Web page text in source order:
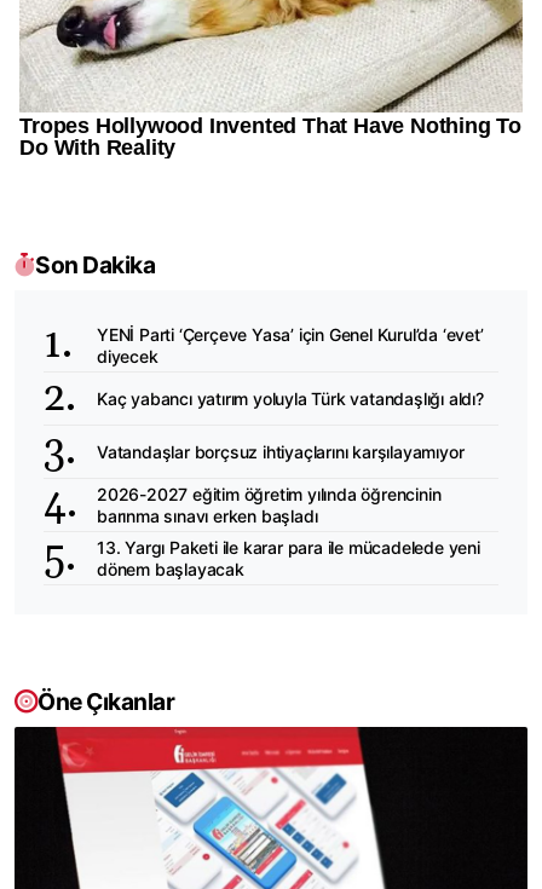
Son Dakika
YENİ Parti ‘Çerçeve Yasa’ için Genel Kurul’da ‘evet’
diyecek
Kaç yabancı yatırım yoluyla Türk vatandaşlığı aldı?
Vatandaşlar borçsuz ihtiyaçlarını karşılayamıyor
2026-2027 eğitim öğretim yılında öğrencinin
barınma sınavı erken başladı
13. Yargı Paketi ile karar para ile mücadelede yeni
dönem başlayacak
Öne Çıkanlar